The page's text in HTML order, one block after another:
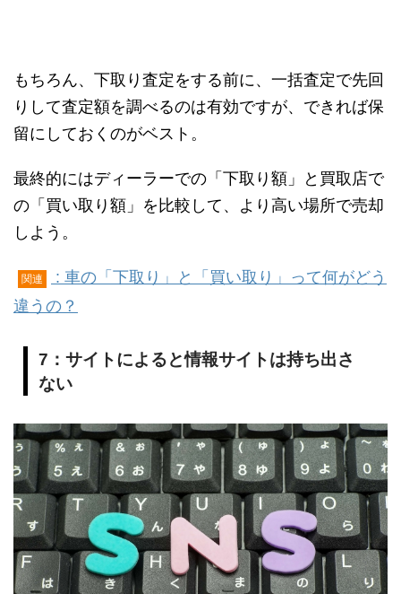
もちろん、下取り査定をする前に、一括査定で先回
りして査定額を調べるのは有効ですが、できれば保
留にしておくのがベスト。
最終的にはディーラーでの「下取り額」と買取店で
の「買い取り額」を比較して、より高い場所で売却
しよう。
関連
: 車の「下取り」と「買い取り」って何がどう
違うの？
7：サイトによると情報サイトは持ち出さ
ない